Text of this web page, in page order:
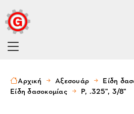
Αρχική Αξεσουάρ
Είδη
Είδη δασοκομίας
P, .325", 3/8"